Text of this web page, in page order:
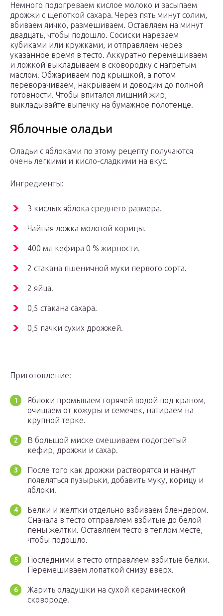
Немного подогреваем кислое молоко и засыпаем
дрожжи с щепоткой сахара. Через пять минут солим,
вбиваем яичко, размешиваем. Оставляем на минут
двадцать, чтобы подошло. Сосиски нарезаем
кубиками или кружками, и отправляем через
указанное время в тесто. Аккуратно перемешиваем
и ложкой выкладываем в сковородку с нагретым
маслом. Обжариваем под крышкой, а потом
переворачиваем, накрываем и доводим до полной
готовности. Чтобы впитался лишний жир,
выкладывайте выпечку на бумажное полотенце.
Яблочные оладьи
Оладьи с яблоками по этому рецепту получаются
очень легкими и кисло-сладкими на вкус.
Ингредиенты:
3 кислых яблока среднего размера.
Чайная ложка молотой корицы.
400 мл кефира 0 % жирности.
2 стакана пшеничной муки первого сорта.
2 яйца.
0,5 стакана сахара.
0,5 пачки сухих дрожжей.
Приготовление:
Яблоки промываем горячей водой под краном,
очищаем от кожуры и семечек, натираем на
крупной терке.
В большой миске смешиваем подогретый
кефир, дрожжи и сахар.
После того как дрожжи растворятся и начнут
появляться пузырьки, добавить муку, корицу и
яблоки.
Белки и желтки отдельно взбиваем блендером.
Сначала в тесто отправляем взбитые до белой
пены желтки. Оставляем тесто в теплом месте,
чтобы подошло.
Последними в тесто отправляем взбитые белки.
Перемешиваем лопаткой снизу вверх.
Жарить оладушки на сухой керамической
сковороде.